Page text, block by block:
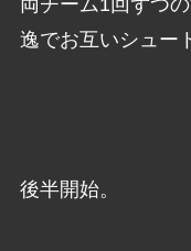
逸でお互いシュー
後半開始。